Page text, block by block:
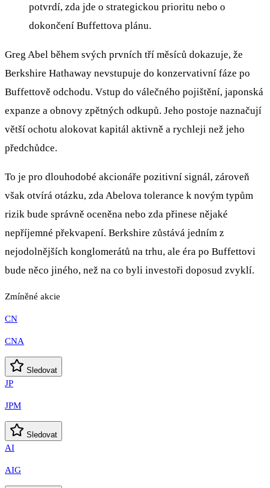
potvrdí, zda jde o strategickou prioritu nebo o
dokončení Buffettova plánu.
Greg Abel během svých prvních tří měsíců dokazuje, že
Berkshire Hathaway nevstupuje do konzervativní fáze po
Buffettově odchodu. Vstup do válečného pojištění, japonská
expanze a obnovy zpětných odkupů. Jeho postoje naznačují
větší ochotu alokovat kapitál aktivně a rychleji než jeho
předchůdce.
To je pro dlouhodobé akcionáře pozitivní signál, zároveň
však otvírá otázku, zda Abelova tolerance k novým typům
rizik bude správně oceněna nebo zda přinese nějaké
nepříjemné překvapení. Berkshire zůstává jedním z
nejodolnějších konglomerátů na trhu, ale éra po Buffettovi
bude něco jiného, než na co byli investoři doposud zvyklí.
Zmíněné akcie
CN
CNA
Sledovat
JP
JPM
Sledovat
AI
AIG